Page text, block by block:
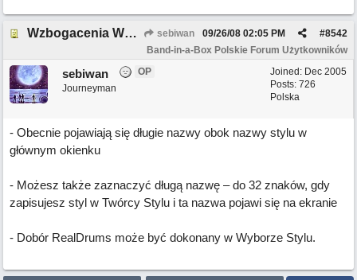
Wzbogacenia Wyboru Stylów C.D. sebiwan #8542
09/26/08 02:05 PM
Band-in-a-Box Polskie Forum Użytkowników
Joined: Dec 2005
Posts: 726
Polska
sebiwan
OP
Journeyman
- Obecnie pojawiają się długie nazwy obok nazwy stylu w
głównym okienku
- Możesz także zaznaczyć długą nazwę – do 32 znaków, gdy
zapisujesz styl w Twórcy Stylu i ta nazwa pojawi się na ekranie
- Dobór RealDrums może być dokonany w Wyborze Stylu.